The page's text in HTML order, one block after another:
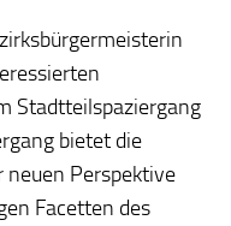
Stadtteilspaziergang
bietet die
neuen Perspektive
Facetten des